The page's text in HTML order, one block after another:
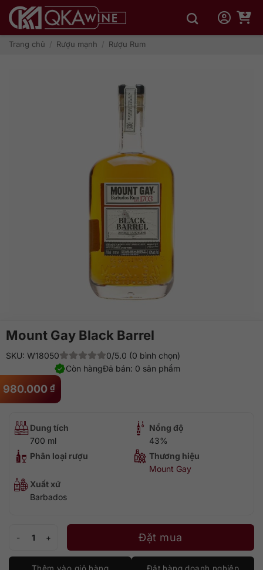
qua
dungTrang chủ / Rượu mạnh / Rượu Rum
Mount Gay Black Barrel
980.000 ₫
SKU: W18050
0/5.0 (0 bình chọn)
Đã bán: 0 sản phẩm
Còn hàng
Dung tích
700 ml
Nồng độ
43%
Phân loại rượu
Thương hiệu
Mount Gay
Xuất xứ
Barbados
Đặt mua